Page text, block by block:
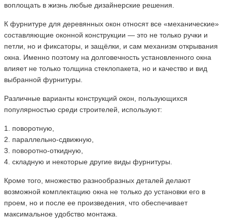
воплощать в жизнь любые дизайнерские решения.
К фурнитуре для деревянных окон относят все «механические»
составляющие оконной конструкции — это не только ручки и
петли, но и фиксаторы, и защёлки, и сам механизм открывания
окна. Именно поэтому на долговечность установленного окна
влияет не только толщина стеклопакета, но и качество и вид
выбранной фурнитуры.
Различные варианты конструкций окон, пользующихся
популярностью среди строителей, используют:
1. поворотную,
2. параллельно-сдвижную,
3. поворотно-откидную,
4. складную и некоторые другие виды фурнитуры.
Кроме того, множество разнообразных деталей делают
возможной комплектацию окна не только до установки его в
проем, но и после ее произведения, что обеспечивает
максимальное удобство монтажа.